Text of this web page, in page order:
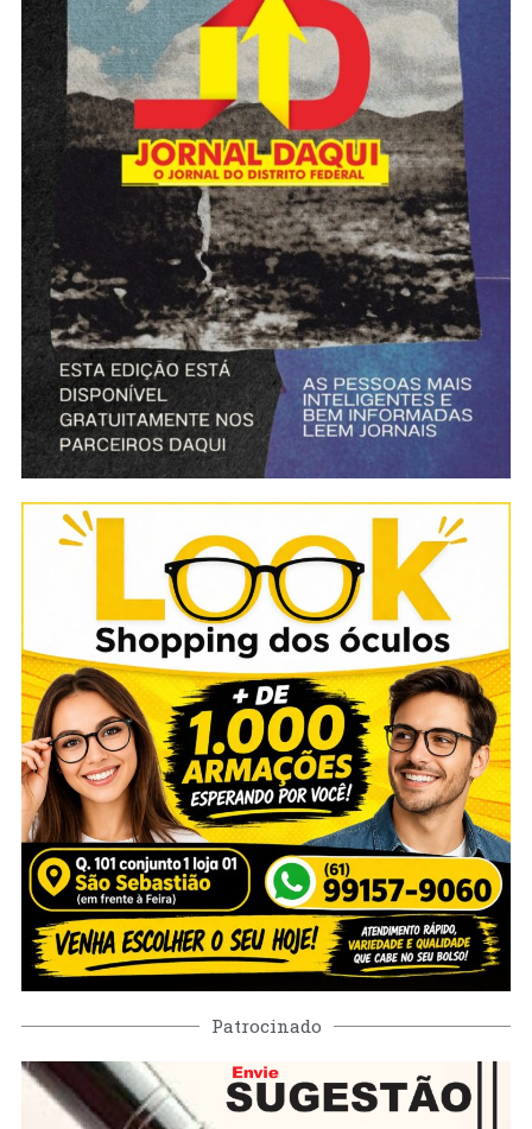
Patrocinado